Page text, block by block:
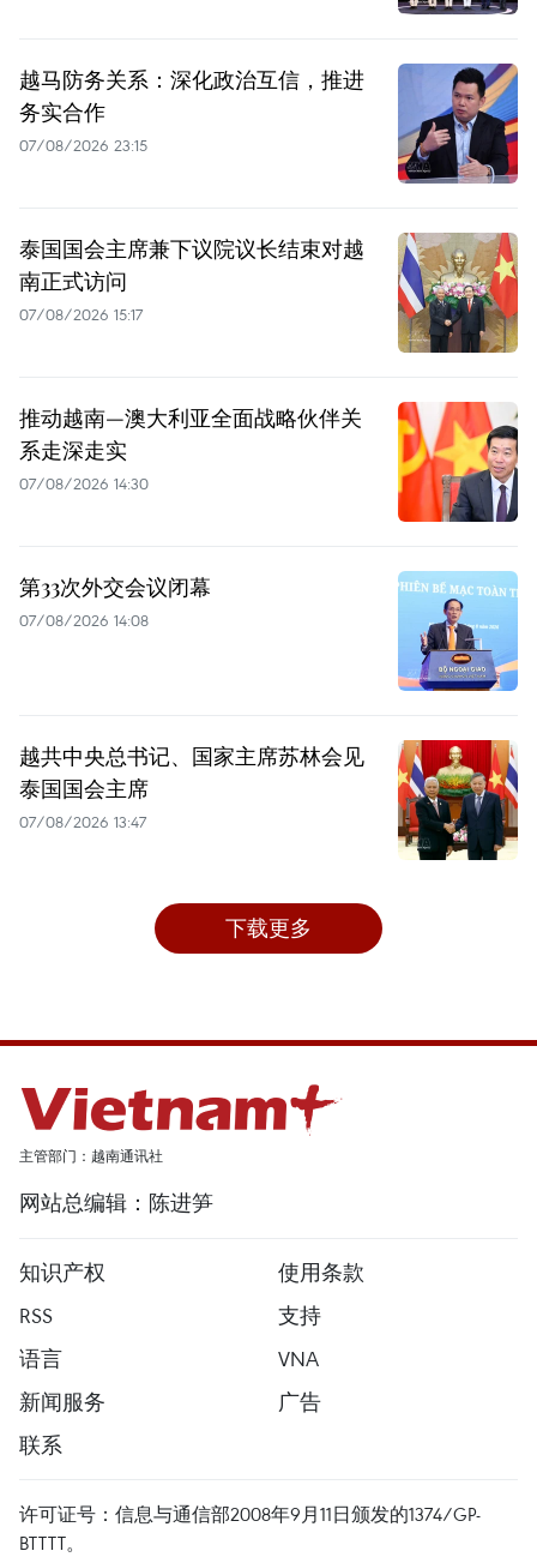
越马防务关系：深化政治互信，推进
务实合作
07/08/2026 23:15
泰国国会主席兼下议院议长结束对越
南正式访问
07/08/2026 15:17
推动越南—澳大利亚全面战略伙伴关
系走深走实
07/08/2026 14:30
第33次外交会议闭幕
07/08/2026 14:08
越共中央总书记、国家主席苏林会见
泰国国会主席
07/08/2026 13:47
下载更多
主管部门：越南通讯社
网站总编辑：陈进笋
知识产权
使用条款
RSS
支持
语言
VNA
新闻服务
广告
联系
许可证号：信息与通信部2008年9月11日颁发的1374/GP-
BTTTT。